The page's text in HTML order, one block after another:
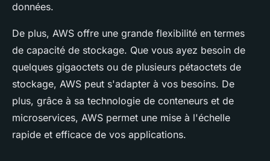
données.
De plus, AWS offre une grande flexibilité en termes
de capacité de stockage. Que vous ayez besoin de
quelques gigaoctets ou de plusieurs pétaoctets de
stockage, AWS peut s'adapter à vos besoins. De
plus, grâce à sa technologie de conteneurs et de
microservices, AWS permet une mise à l'échelle
rapide et efficace de vos applications.